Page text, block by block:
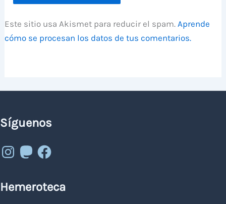
Este sitio usa Akismet para reducir el spam.Aprende
cómo se procesan los datos de tus comentarios.
Síguenos
Instagram
MastodonFacebook
Hemeroteca